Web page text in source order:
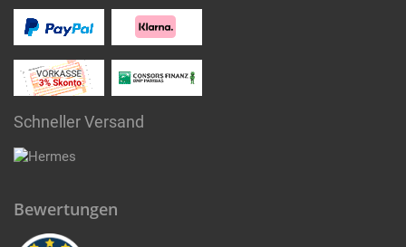
Schneller Versand
Bewertungen